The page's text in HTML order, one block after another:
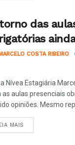
das
COSTA RIBEIRO
Nívea Estagiária
as aulas presenciais
opiniões. Mesmo
MAIS